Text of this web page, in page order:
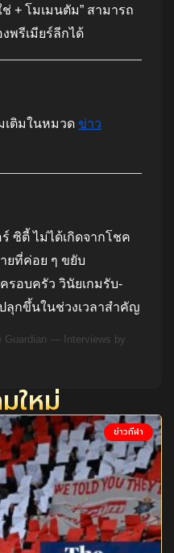
+ โมเมนตัม” สามารถ
พรีเมียร์ลีกได้
เติมในหมวด ข่าว
ซิตี้ ไม่ได้เกิดจากโชค
ยที่ค่อย ๆ ขยับ
อบครัว วินัยเกมรับ-
ลุกขึ้นในช่วงเวลาสำคัญ
— Interviews by
ใหม่
ข่าวกีฬา